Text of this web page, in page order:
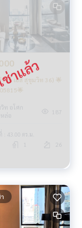
(ดิ เอส สุขุมวิท 36) 🌟
ท อโศก
ล่อ
187
43.00 ตร.ม.
26